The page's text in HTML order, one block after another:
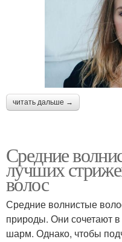
читать дальше →
Средние
лучших
волос
Средние волнистые
природы. Они сочетают
шарм. Однако, чтобы